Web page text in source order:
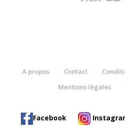
A propos Contact
Mentions légales
Facebook